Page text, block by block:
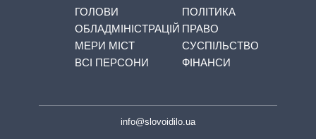
ГОЛОВИ
ОБЛАДМІНІСТРАЦІЙ
МЕРИ МІСТ
ВСІ ПЕРСОНИ
ПОЛІТИКА
ПРАВО
СУСПІЛЬСТВО
ФІНАНСИ
info@slovoidilo.ua